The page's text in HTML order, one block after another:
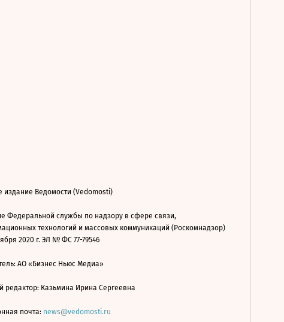
издание Ведомости (Vedomosti)
Федеральной службы по надзору в сфере связи,
технологий и массовых коммуникаций (Роскомнадзор)
2020 г. ЭЛ № ФС 77-79546
АО «Бизнес Ньюс Медиа»
редактор: Казьмина Ирина Сергеевна
почта: news@vedomosti.ru